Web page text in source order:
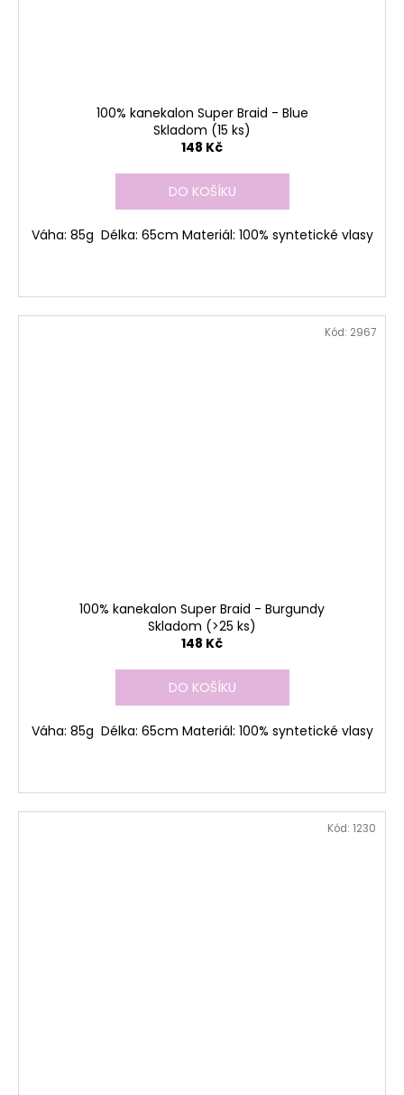
100% kanekalon Super Braid - Blue
Skladom (15 ks)
148 Kč
DO KOŠÍKU
Váha: 85g Délka: 65cm Materiál: 100% syntetické vlasy
100% kanekalon Super Braid - Burgundy
Skladom (>25 ks)
148 Kč
DO KOŠÍKU
Váha: 85g Délka: 65cm Materiál: 100% syntetické vlasy
Kód: 2967
Kód: 1230